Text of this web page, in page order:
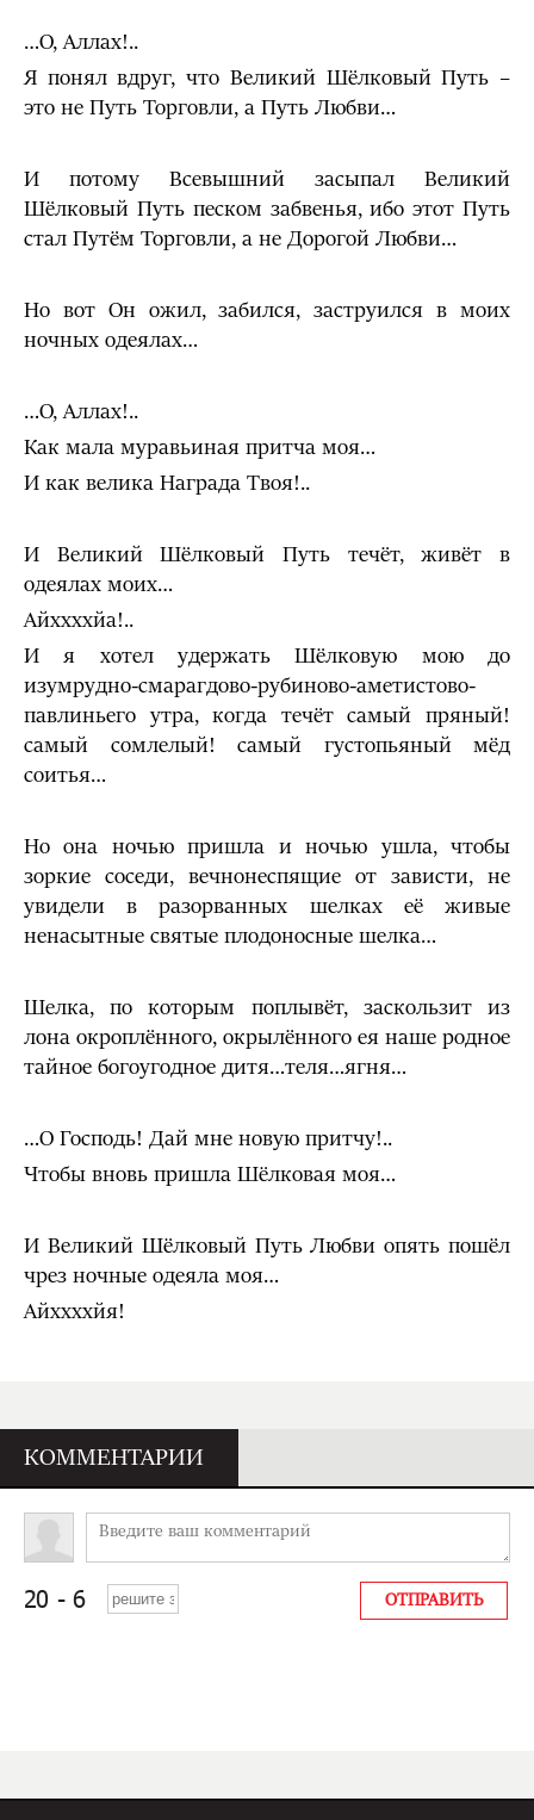
…О, Аллах!..
Я понял вдруг, что Великий Шёлковый Путь –
это не Путь Торговли, а Путь Любви…
И потому Всевышний засыпал Великий
Шёлковый Путь песком забвенья, ибо этот Путь
стал Путём Торговли, а не Дорогой Любви…
Но вот Он ожил, забился, заструился в моих
ночных одеялах…
…О, Аллах!..
Как мала муравьиная притча моя…
И как велика Награда Твоя!..
И Великий Шёлковый Путь течёт, живёт в
одеялах моих…
Айххххйа!..
И я хотел удержать Шёлковую мою до
изумрудно-смарагдово-рубиново-аметистово-
павлиньего утра, когда течёт самый пряный!
самый сомлелый! самый густопьяный мёд
соитья…
Но она ночью пришла и ночью ушла, чтобы
зоркие соседи, вечнонеспящие от зависти, не
увидели в разорванных шелках её живые
ненасытные святые плодоносные шелка…
Шелка, по которым поплывёт, заскользит из
лона окроплённого, окрылённого ея наше родное
тайное богоугодное дитя…теля…ягня…
…О Господь! Дай мне новую притчу!..
Чтобы вновь пришла Шёлковая моя…
И Великий Шёлковый Путь Любви опять пошёл
чрез ночные одеяла моя…
Айххххйя!
КОММЕНТАРИИ